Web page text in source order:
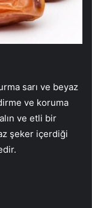
sarı ve beyaz
ve koruma
ve etli bir
şeker içerdiği